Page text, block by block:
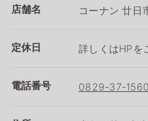
店舗名 コーナン 廿日
定休日 詳しくはHPを
電話番号 0829-37-1560